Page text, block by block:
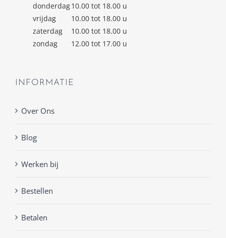
donderdag10.00 tot 18.00 u
vrijdag
10.00 tot 18.00 u
zaterdag
10.00 tot 18.00 u
zondag
12.00 tot 17.00 u
INFORMATIE
Over Ons
Blog
Werken bij
Bestellen
Betalen